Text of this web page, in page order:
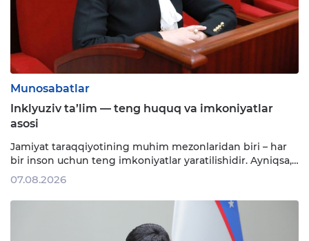
Munosabatlar
Inklyuziv ta’lim — teng huquq va imkoniyatlar
asosi
Jamiyat taraqqiyotining muhim mezonlaridan biri – har
bir inson uchun teng imkoniyatlar yaratilishidir. Ayniqsa,
alohida ta’limga ehtiyoji bo‘lgan bolalarning ta’lim olish,
namoyon etishi uchun sharoit yaratish zamonaviy davlat
siyosatining ustuvor yo‘nalishlaridan …
07.08.2026